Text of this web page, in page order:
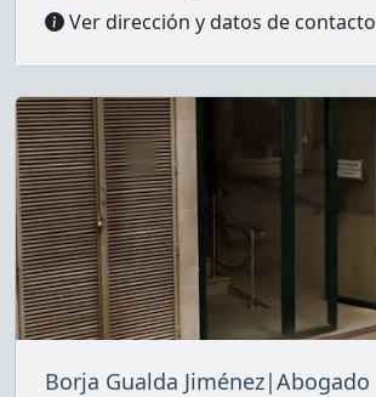
Ver dirección y datos de contacto
Borja Gualda Jiménez|Abogado